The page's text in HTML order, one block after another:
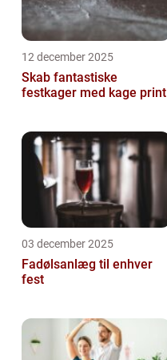
12 december 2025
Skab fantastiske
festkager med kage print
03 december 2025
Fadølsanlæg til enhver
fest